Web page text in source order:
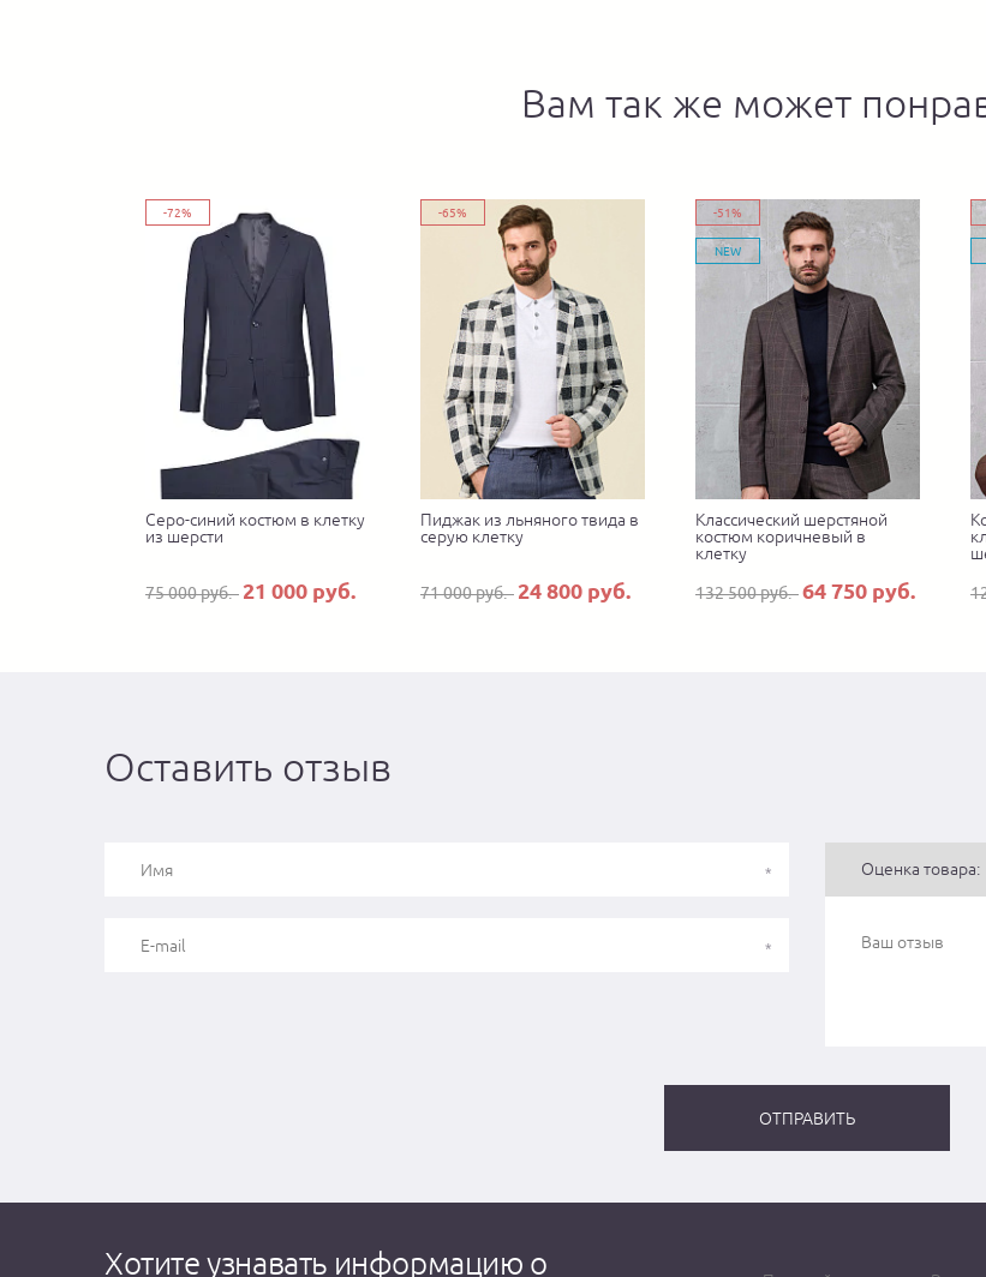
Вам так же может
-72%
Серо-синий костюм в клетку
из шерсти
75 000 руб. 21 000 руб.
-65%
Пиджак из льняного твида в
серую клетку
71 000 руб. 24 800 руб.
-51%
NEW
Классический шерстяной
костюм коричневый в
клетку
132 500 руб.64 750 руб.
Оставить отзыв
Оценка товара:
Хотите узнавать информацию о